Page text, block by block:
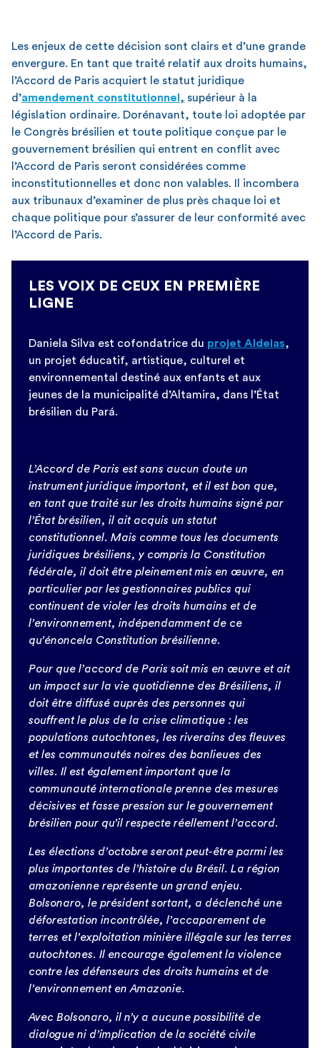
Les enjeux de cette décision sont clairs et d’une grande
envergure. En tant que traité relatif aux droits humains,
l’Accord de Paris acquiert le statut juridique
d’amendement constitutionnel , supérieur à la
législation ordinaire. Dorénavant, toute loi adoptée par
le Congrès brésilien et toute politique conçue par le
gouvernement brésilien qui entrent en conflit avec
l’Accord de Paris seront considérées comme
inconstitutionnelles et donc non valables. Il incombera
aux tribunaux d’examiner de plus près chaque loi et
chaque politique pour s’assurer de leur conformité avec
l’Accord de Paris.
LES VOIX DE CEUX EN PREMIÈRE
LIGNE
Daniela Silva est cofondatrice du projet Aldeias,
un projet éducatif, artistique, culturel et
environnemental destiné aux enfants et aux
jeunes de la municipalité d’Altamira, dans l’État
brésilien du Pará.
L’Accord de Paris est sans aucun doute un
instrument juridique important, et il est bon que,
en tant que traité sur les droits humains signé par
l’État brésilien, il ait acquis un statut
constitutionnel. Mais comme tous les documents
juridiques brésiliens, y compris la Constitution
fédérale, il doit être pleinement mis en œuvre, en
particulier par les gestionnaires publics qui
continuent de violer les droits humains et de
l’environnement, indépendamment de ce
qu’énoncela Constitution brésilienne.
Pour que l’accord de Paris soit mis en œuvre et ait
un impact sur la vie quotidienne des Brésiliens, il
doit être diffusé auprès des personnes qui
souffrent le plus de la crise climatique : les
populations autochtones, les riverains des fleuves
et les communautés noires des banlieues des
villes. Il est également important que la
communauté internationale prenne des mesures
décisives et fasse pression sur le gouvernement
brésilien pour qu’il respecte réellement l’accord.
Les élections d’octobre seront peut-être parmi les
plus importantes de l’histoire du Brésil. La région
amazonienne représente un grand enjeu.
Bolsonaro, le président sortant, a déclenché une
déforestation incontrôlée, l’accaparement de
terres et l’exploitation minière illégale sur les terres
autochtones. Il encourage également la violence
contre les défenseurs des droits humains et de
l’environnement en Amazonie.
Avec Bolsonaro, il n’y a aucune possibilité de
dialogue ni d’implication de la société civile